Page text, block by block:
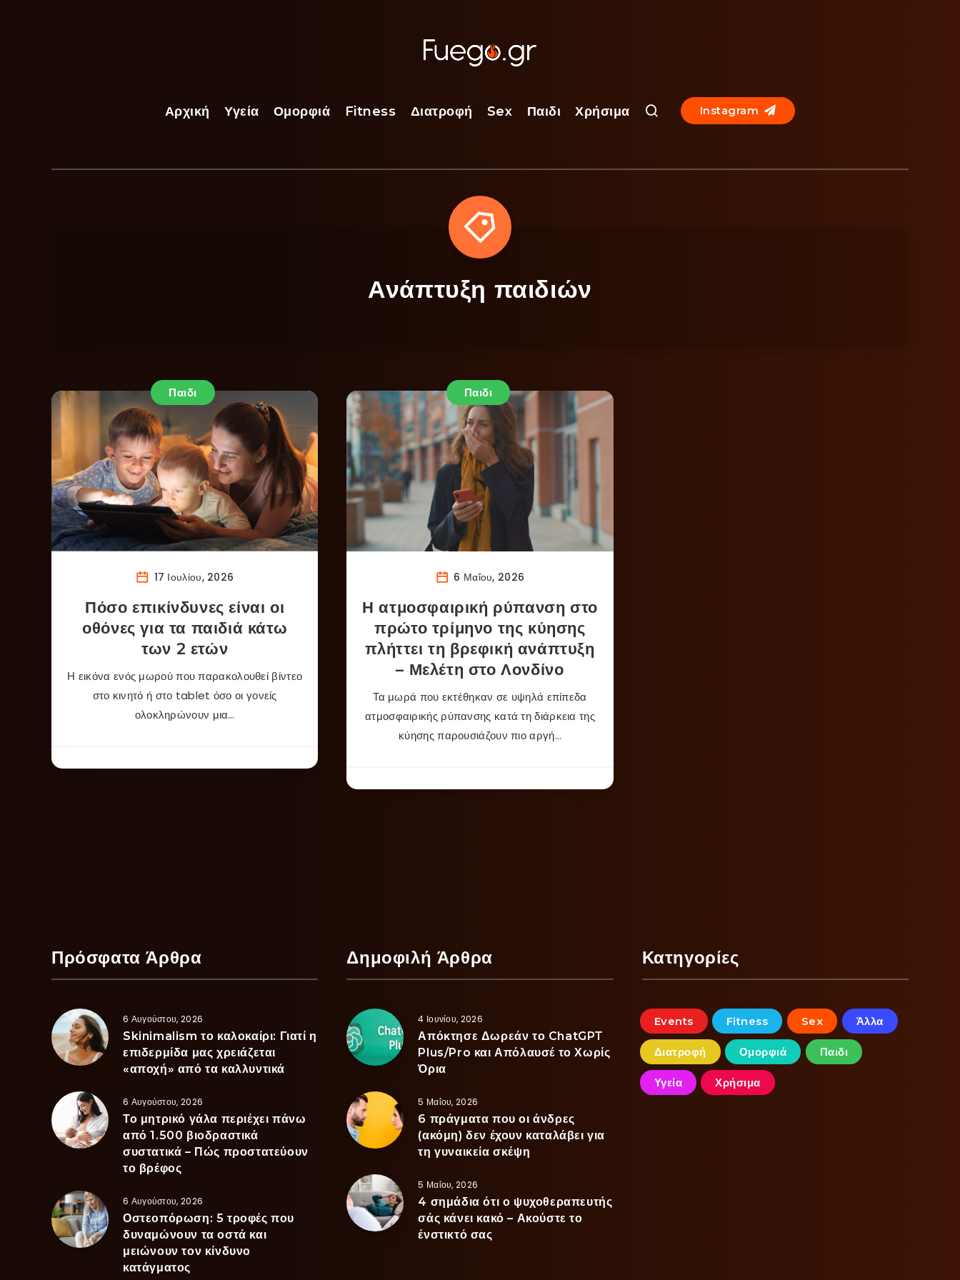
Αρχική Υγεία Ομορφιά Fitness Διατροφή Sex Παιδι Χρήσιμα Instagram
Ανάπτυξη παιδιών
Παιδι
17 Ιουλίου, 2026
Πόσο επικίνδυνες είναι οι
οθόνες για τα παιδιά κάτω
των 2 ετών
Η εικόνα ενός μωρού που παρακολουθεί βίντεο
στο κινητό ή στο tablet όσο οι γονείς
ολοκληρώνουν μια…
Παιδι
6 Μαΐου, 2026
Η ατμοσφαιρική ρύπανση στο
πρώτο τρίμηνο της κύησης
πλήττει τη βρεφική ανάπτυξη
– Μελέτη στο Λονδίνο
Τα μωρά που εκτέθηκαν σε υψηλά επίπεδα
ατμοσφαιρικής ρύπανσης κατά τη διάρκεια της
κύησης παρουσιάζουν πιο αργή…
Πρόσφατα Άρθρα
6 Αυγούστου, 2026
Skinimalism το καλοκαίρι: Γιατί η
επιδερμίδα μας χρειάζεται
«αποχή» από τα καλλυντικά
6 Αυγούστου, 2026
Το μητρικό γάλα περιέχει πάνω
από 1.500 βιοδραστικά
συστατικά – Πώς προστατεύουν
το βρέφος
6 Αυγούστου, 2026
Οστεοπόρωση: 5 τροφές που
δυναμώνουν τα οστά και
μειώνουν τον κίνδυνο
κατάγματος
Δημοφιλή Άρθρα
4 Ιουνίου, 2026
Απόκτησε Δωρεάν το ChatGPT
Plus/Pro και Απόλαυσέ το Χωρίς
Όρια
5 Μαΐου, 2026
6 πράγματα που οι άνδρες
(ακόμη) δεν έχουν καταλάβει για
τη γυναικεία σκέψη
5 Μαΐου, 2026
4 σημάδια ότι ο ψυχοθεραπευτής
σάς κάνει κακό – Ακούστε το
ένστικτό σας
Κατηγορίες
Events Fitness Sex Άλλα
Διατροφή Ομορφιά Παιδι
Υγεία Χρήσιμα